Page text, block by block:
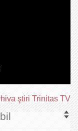
ştiri Trinitas TV